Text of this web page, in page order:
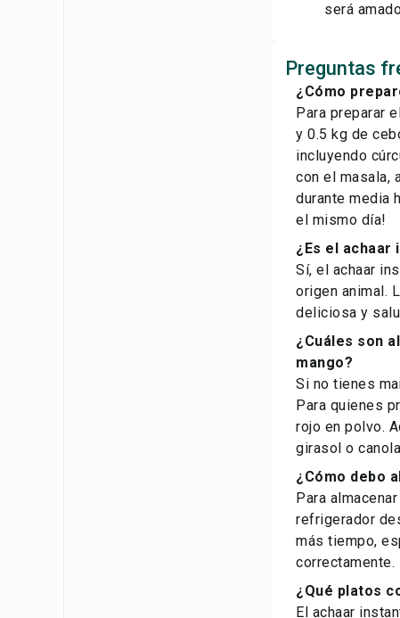
será
Preguntas
¿Cómo
Para preparar
y 0.5 kg de
incluyendo
con el masala,
durante media
el mismo día!
¿Es el achaar
Sí, el achaar
origen animal.
deliciosa y
¿Cuáles son
mango?
Si no tienes
Para quienes
rojo en polvo.
girasol o
¿Cómo debo
Para
refrigerador
más tiempo,
correctamente.
¿Qué platos
El achaar